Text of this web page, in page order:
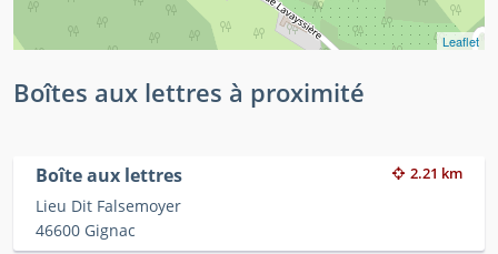
Leaflet
Boîtes aux lettres à proximité
Boîte aux lettres 2.21 km
Lieu Dit Falsemoyer
46600 Gignac